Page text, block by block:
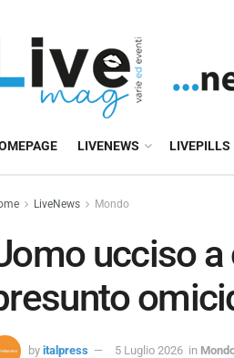
LIVENEWS LIVEPILLS
LiveNews Mondo
ucciso
by italpress 5 Luglio 2026 in